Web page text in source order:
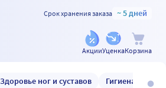
Срок хранения заказа ~ 5 дней
АкцииУценкаКорзина
Здоровье ног и суставов Гигиена и уход